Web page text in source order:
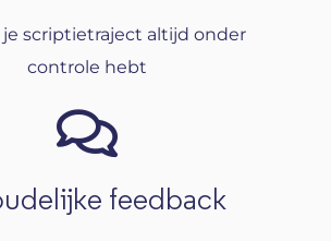
je scriptietraject altijd onder
controle hebt
feedback